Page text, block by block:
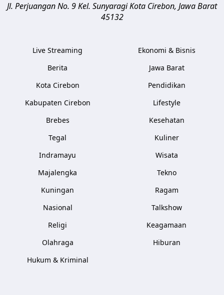
Jl. Perjuangan No. 9 Kel. SunyaragiKota Cirebon, Jawa Barat
45132
Live Streaming
Berita
Kota Cirebon
Kabupaten Cirebon
Brebes
Tegal
Indramayu
Majalengka
Kuningan
Nasional
Religi
Olahraga
Hukum & Kriminal
Ekonomi & Bisnis
Jawa Barat
Pendidikan
Lifestyle
Kesehatan
Kuliner
Wisata
Tekno
Ragam
Talkshow
Keagamaan
Hiburan